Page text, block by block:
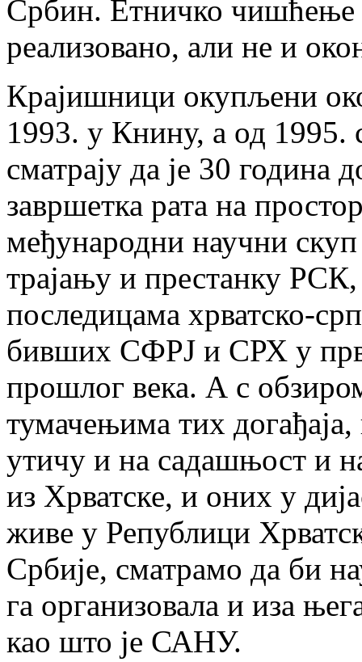
Србин. Етничко чишћење
реализовано, али не и
Крајишници окупљени
1993. у Книну, а од 1995.
сматрају да је 30 година
завршетка рата на
међународни научни
трајању и престанку
последицама хрватско-
бивших СФРЈ и СРХ у
прошлог века. А с
тумачењима тих
утичу и на садашњост и
из Хрватске, и оних у
живе у Републици
Србије, сматрамо да би
га организовала и иза
као што је САНУ.